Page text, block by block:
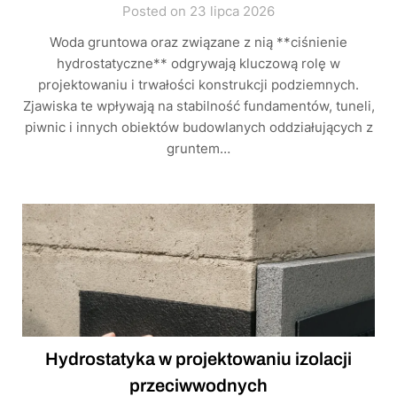
Posted on 23 lipca 2026
Woda gruntowa oraz związane z nią **ciśnienie
hydrostatyczne** odgrywają kluczową rolę w
projektowaniu i trwałości konstrukcji podziemnych.
Zjawiska te wpływają na stabilność fundamentów, tuneli,
piwnic i innych obiektów budowlanych oddziałujących z
gruntem…
Hydrostatyka w projektowaniu izolacji
przeciwwodnych